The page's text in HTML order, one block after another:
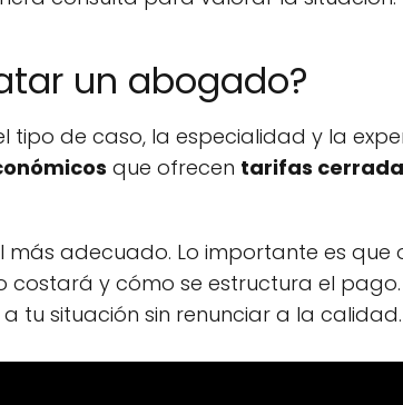
un abogado?
de caso, la especialidad y la
que ofrecen tarifas
adecuado. Lo importante es
costará y cómo se estructura el
tu situación sin renunciar a la calidad.